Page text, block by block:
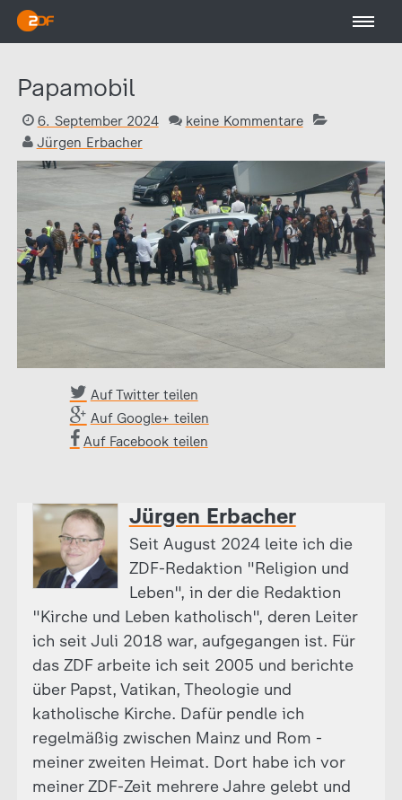
Papamobil
6. September 2024
keine Kommentare
Jürgen Erbacher
Auf Twitter teilen
Auf Google+ teilen
Auf Facebook teilen
Jürgen Erbacher
Seit August 2024 leite ich die
ZDF-Redaktion "Religion und
Leben", in der die Redaktion
"Kirche und Leben katholisch", deren Leiter
ich seit Juli 2018 war, aufgegangen ist. Für
das ZDF arbeite ich seit 2005 und berichte
über Papst, Vatikan, Theologie und
katholische Kirche. Dafür pendle ich
regelmäßig zwischen Mainz und Rom -
meiner zweiten Heimat. Dort habe ich vor
meiner ZDF-Zeit mehrere Jahre gelebt und